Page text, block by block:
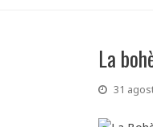
La
31